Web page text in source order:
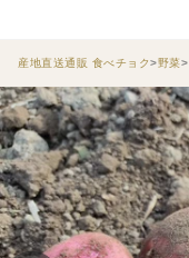
産地直送通販 食べチョク 野菜